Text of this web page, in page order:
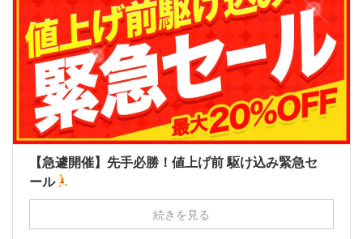
【急遽開催】先手必勝！値上げ前 駆け込み緊急セ
ール
続きを見る